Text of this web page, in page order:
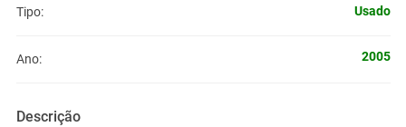
Tipo: Usado
Ano: 2005
Descrição